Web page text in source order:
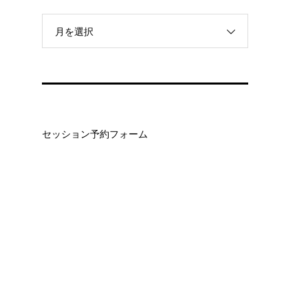
月を選択
セッション予約フォーム